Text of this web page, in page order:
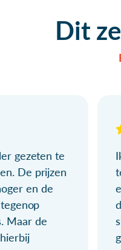
Dit
gezeten te
De prijzen
en de
Maar de